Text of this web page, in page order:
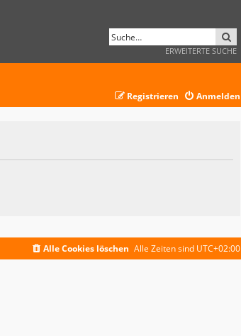
ERWEITERTE SUCHE
Anmelden
Registrieren
Alle Zeiten sind UTC+02:00
Alle Cookies löschen